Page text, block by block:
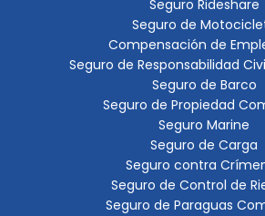
Seguro Rideshare
Seguro de
Compensación de
Seguro de Responsabilidad
Seguro de Barco
Seguro de Propiedad
Seguro Marine
Seguro de Carga
Seguro contra
Seguro de Control de
Seguro de Paraguas